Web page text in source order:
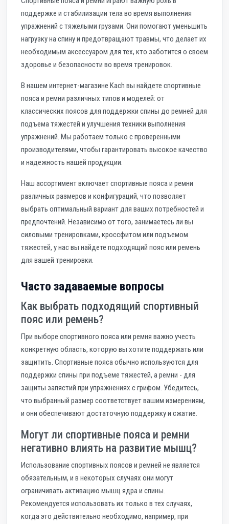
поддержке и стабилизации тела во время выполнения
упражнений с тяжелыми грузами. Они помогают уменьшить
нагрузку на спину и предотвращают травмы, что делает их
необходимым аксессуаром для тех, кто заботится о своем
здоровье и безопасности во время тренировок.
В нашем интернет-магазине Kach вы найдете спортивные
пояса и ремни различных типов и моделей: от
классических поясов для поддержки спины до ремней для
подъема тяжестей и улучшения техники выполнения
упражнений. Мы работаем только с проверенными
производителями, чтобы гарантировать высокое качество
и надежность нашей продукции.
Наш ассортимент включает спортивные пояса и ремни
различных размеров и конфигураций, что позволяет
выбрать оптимальный вариант для ваших потребностей и
предпочтений. Независимо от того, занимаетесь ли вы
силовыми тренировками, кроссфитом или подъемом
тяжестей, у нас вы найдете подходящий пояс или ремень
для вашей тренировки.
Часто задаваемые вопросы
Как выбрать подходящий спортивный
пояс или ремень?
При выборе спортивного пояса или ремня важно учесть
конкретную область, которую вы хотите поддержать или
защитить. Спортивные пояса обычно используются для
поддержки спины при подъеме тяжестей, а ремни - для
защиты запястий при упражнениях с грифом. Убедитесь,
что выбранный размер соответствует вашим измерениям,
и они обеспечивают достаточную поддержку и сжатие.
Могут ли спортивные пояса и ремни
негативно влиять на развитие мышц?
Использование спортивных поясов и ремней не является
обязательным, и в некоторых случаях они могут
ограничивать активацию мышц ядра и спины.
Рекомендуется использовать их только в тех случаях,
когда это действительно необходимо, например, при